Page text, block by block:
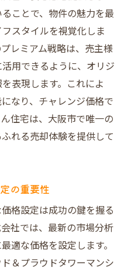
ンスペクション活用法
化！プラウドタワー売
新とは？
実感する生活空間
ジの活用方法
り方と選び方
調査報告書で安心感
る建物の価値
告書の重要性
べき調査ポイント
ことで、物件の魅力を最
スタイルを視覚化しま
レミアム戦略は、売主様
用できるように、オリジ
表現します。これによ
なり、チャレンジ価格で
住宅は、大阪市で唯一の
れる売却体験を提供して
の重要性
格設定は成功の鍵を握る
社では、最新の市場分析
適な価格を設定します。
＆プラウドタワーマンシ